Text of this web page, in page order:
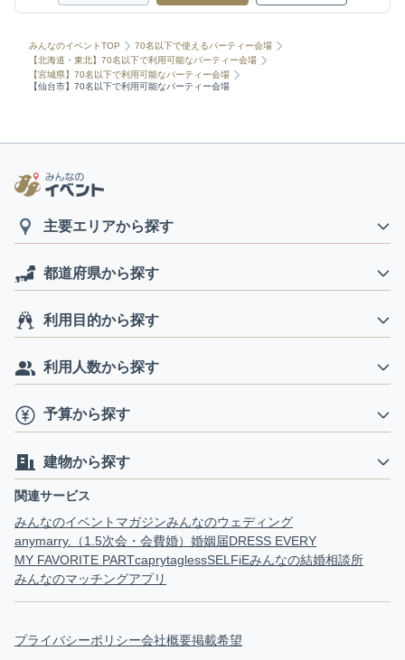
みんなのイベントTOP
70名以下で使えるパーティー会場
【北海道・東北】70名以下で利用可能なパーティー会場
【宮城県】70名以下で利用可能なパーティー会場
【仙台市】70名以下で利用可能なパーティー会場
主要エリアから探す
都道府県から探す
利用目的から探す
利用人数から探す
予算から探す
建物から探す
関連サービス
みんなのイベントマガジンみんなのウェディング
anymarry.（1.5次会・会費婚） 婚姻届DRESS EVERY
MY FAVORITE PARTcaprytaglessSELFiEみんなの結婚相談所
みんなのマッチングアプリ
プライバシーポリシー会社概要掲載希望